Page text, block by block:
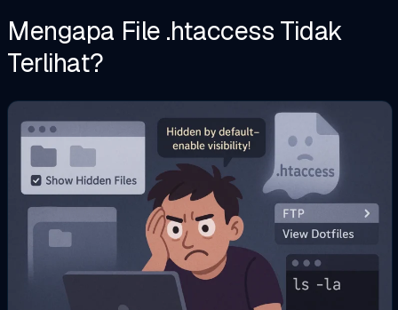
Mengapa File .htaccess Tidak
Terlihat?